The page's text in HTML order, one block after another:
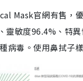
Mask官網有售，
靈敏度96.4%、特
毒。使用鼻拭子